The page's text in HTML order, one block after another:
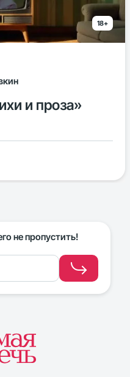
18+
и проза»
не пропустить!